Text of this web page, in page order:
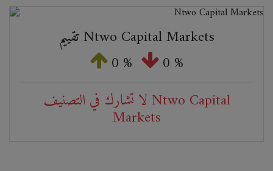
تقييم Ntwo Capital Markets
0 % 0 %
لا تشارك في التصنيف Ntwo Capital
Markets